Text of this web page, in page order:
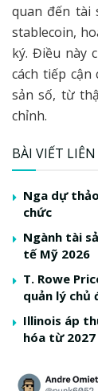
quan đến tài
stablecoin,
ký. Điều này
cách tiếp
sản số, từ
chỉnh.
BÀI VIẾT
Nga dự
chức
Ngành tài
tế Mỹ 2026
T. Rowe
quản lý chủ
Illinois áp
hóa từ 2027